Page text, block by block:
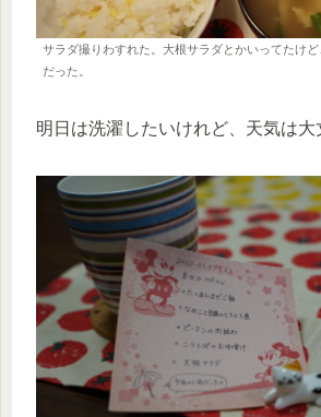
サラダ撮りわすれた。大根サラダとかいってたけ
だった。
明日は洗濯したいけれど、天気は大